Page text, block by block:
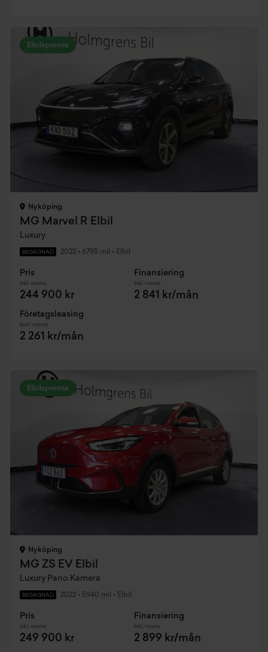
Elbilspremie
Nyköping
MG Marvel R Elbil
Luxury
BEGAGNAD 2022 • 6795 mil • Elbil
Pris
Inkl. moms
244 900 kr
Finansiering
Inkl. moms
2 841 kr/mån
Företagsleasing
Exkl. moms
2 261 kr/mån
Elbilspremie
Nyköping
MG ZS EV Elbil
Luxury Pano Kamera
BEGAGNAD 2022 • 5940 mil • Elbil
Pris
Inkl. moms
249 900 kr
Finansiering
Inkl. moms
2 899 kr/mån